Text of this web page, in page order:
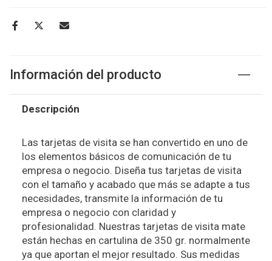
Información del producto
Descripción
Las tarjetas de visita se han convertido en uno de
los elementos básicos de comunicación de tu
empresa o negocio. Diseña tus tarjetas de visita
con el tamaño y acabado que más se adapte a tus
necesidades, transmite la información de tu
empresa o negocio con claridad y
profesionalidad. Nuestras tarjetas de visita mate
están hechas en cartulina de 350 gr. normalmente
ya que aportan el mejor resultado. Sus medidas